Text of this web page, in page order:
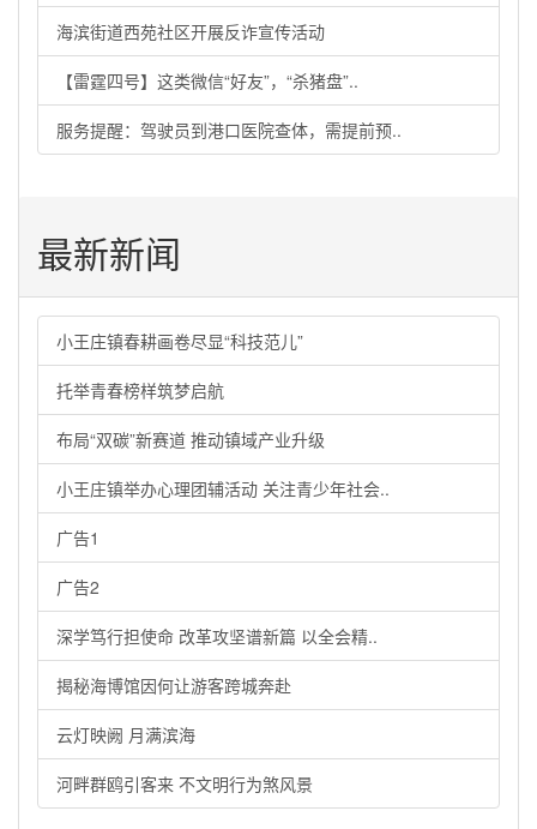
海滨街道西苑社区开展反诈宣传活动
【雷霆四号】这类微信“好友”，“杀猪盘”..
服务提醒：驾驶员到港口医院查体，需提前预..
最新新闻
小王庄镇春耕画卷尽显“科技范儿”
托举青春榜样筑梦启航
布局“双碳”新赛道 推动镇域产业升级
小王庄镇举办心理团辅活动 关注青少年社会..
广告1
广告2
深学笃行担使命 改革攻坚谱新篇 以全会精..
揭秘海博馆因何让游客跨城奔赴
云灯映阙 月满滨海
河畔群鸥引客来 不文明行为煞风景